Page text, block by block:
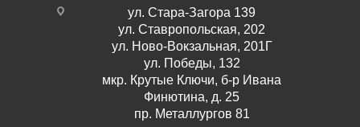
ул. Стара-Загора 139
ул. Ставропольская, 202
ул. Ново-Вокзальная, 201Г
ул. Победы, 132
мкр. Крутые Ключи, б-р Ивана
Финютина, д. 25
пр. Металлургов 81